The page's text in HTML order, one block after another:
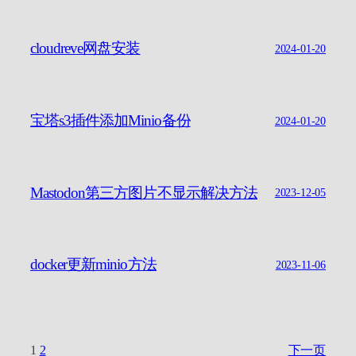
cloudreve网盘安装 2024-01-20
宝塔s3插件添加Minio备份 2024-01-20
Mastodon第三方图片不显示解决方法 2023-12-05
docker更新minio方法 2023-11-06
1 2 下一页